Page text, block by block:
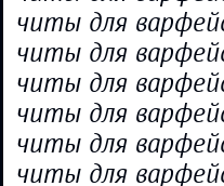
читы для
читы для
читы для
читы для
читы для
читы для